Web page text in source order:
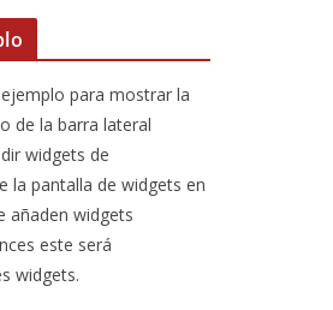
para mostrar la
de la barra lateral
widgets de
la pantalla de widgets en
añaden widgets
este será
widgets.